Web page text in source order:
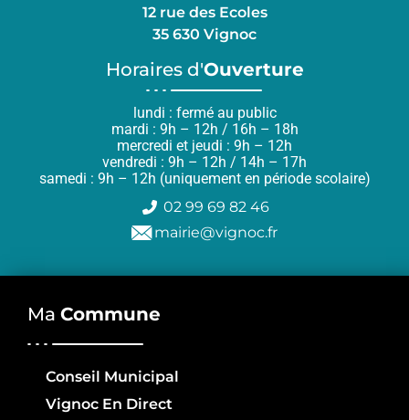
12 rue des Ecoles
35 630 Vignoc
Horaires d'Ouverture
lundi : fermé au public
mardi : 9h – 12h / 16h – 18h
mercredi et jeudi : 9h – 12h
vendredi : 9h – 12h / 14h – 17h
samedi : 9h – 12h (uniquement en période scolaire)
02 99 69 82 46
mairie@vignoc.fr
Ma Commune
Conseil Municipal
Vignoc En Direct